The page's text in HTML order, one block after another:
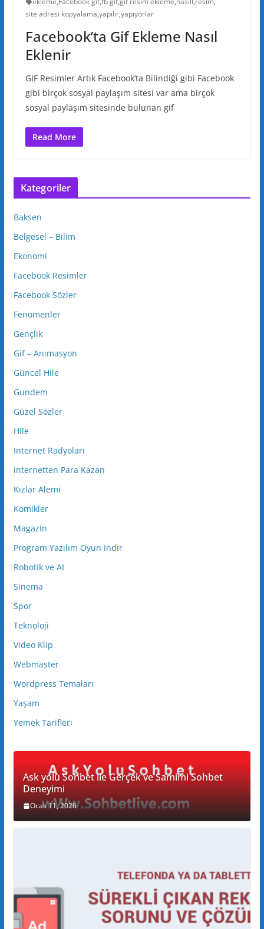
site adresi kopyalama,yapılır,yapıyorlar
Facebook’ta Gif Ekleme Nasıl
Eklenir
GIF Resimler Artık Facebook’ta Bilindiği gibi Facebook
gibi birçok sosyal paylaşım sitesi var ama birçok
sosyal paylaşım sitesinde bulunan gif
Read More
Kategoriler
Baksen
Belgesel – Bilim
Ekonomi
Facebook Resimler
Facebook Sözler
Fenomenler
Gençlik
Gif – Animasyon
Güncel Hile
Gundem
Güzel Sözler
Hile
Internet Radyoları
internetten Para Kazan
Kızlar Alemi
Komikler
Magazin
Program Yazılım Oyun indir
Robotik ve AI
Sinema
Spor
Teknoloji
Video Klip
Webmaster
Wordpress Temaları
Yaşam
Yemek Tarifleri
Ask yolu Sohbet ile Gerçek ve Samimi Sohbet
Deneyimi
Ocak 11, 2026